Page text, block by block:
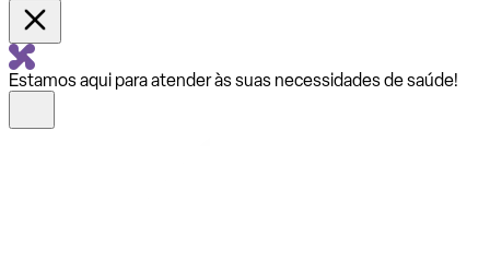
Estamos aqui para atender às suas necessidades de saúde!